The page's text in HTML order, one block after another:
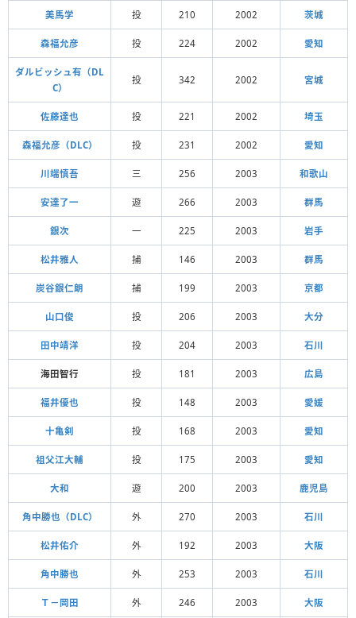
美馬学 投 210 2002 茨城
森福允彦 投 224 2002 愛知
ダルビッシュ有（DL
C）
投 342 2002 宮城
佐藤達也 投 221 2002 埼玉
森福允彦（DLC） 投 231 2002 愛知
川端慎吾 三 256 2003 和歌山
安達了一 遊 266 2003 群馬
銀次 一 225 2003 岩手
松井雅人 捕 146 2003 群馬
炭谷銀仁朗 捕 199 2003 京都
山口俊 投 206 2003 大分
田中靖洋 投 204 2003 石川
海田智行 投 181 2003 広島
福井優也 投 148 2003 愛媛
十亀剣 投 168 2003 愛知
祖父江大輔 投 175 2003 愛知
大和 遊 200 2003 鹿児島
角中勝也（DLC） 外 270 2003 石川
松井佑介 外 192 2003 大阪
角中勝也 外 253 2003 石川
Ｔ－岡田 外 246 2003 大阪